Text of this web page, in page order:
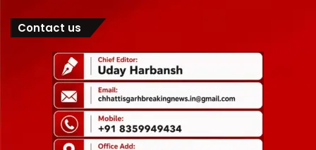
Contact us